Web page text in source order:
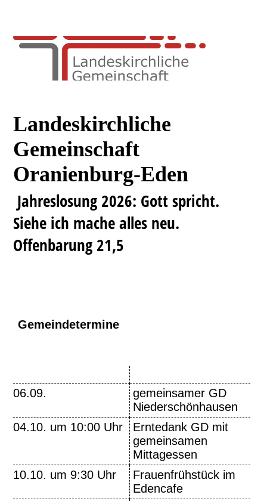
Landeskirchliche
Gemeinschaft
Oranienburg-Eden
Jahreslosung 2026: Gott spricht.
Siehe ich mache alles neu.
Offenbarung 21,5
Gemeindetermine
06.09.
gemeinsamer GD
Niederschönhausen
04.10. um 10:00 Uhr
Erntedank GD mit
gemeinsamen
Mittagessen
10.10. um 9:30 Uhr
Frauenfrühstück im
Edencafe